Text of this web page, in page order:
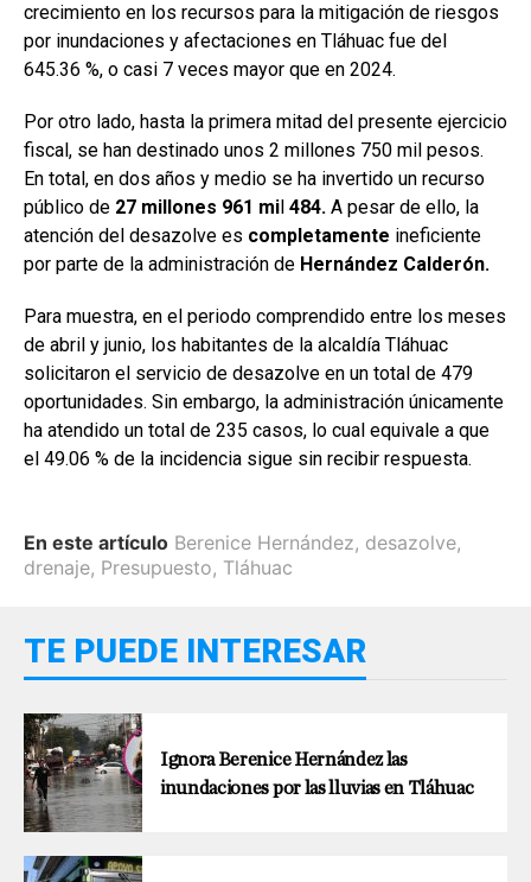
crecimiento en los recursos para la mitigación de riesgos
por inundaciones y afectaciones en Tláhuac fue del
645.36 %, o casi 7 veces mayor que en 2024.
Por otro lado, hasta la primera mitad del presente ejercicio
fiscal, se han destinado unos 2 millones 750 mil pesos.
En total, en dos años y medio se ha invertido un recurso
público de 27 millones 961 mi 484. A pesar de ello, la
atención del desazolve es completamente ineficiente
por parte de la administración de Hernández Calderón.
Para muestra, en el periodo comprendido entre los meses
de abril y junio, los habitantes de la alcaldía Tláhuac
solicitaron el servicio de desazolve en un total de 479
oportunidades. Sin embargo, la administración únicamente
ha atendido un total de 235 casos, lo cual equivale a que
el 49.06 % de la incidencia sigue sin recibir respuesta.
En este artículo Berenice Hernández, desazolve,
drenaje, Presupuesto, Tláhuac
TE PUEDE INTERESAR
Ignora Berenice Hernández las
inundaciones por las lluvias en Tláhuac